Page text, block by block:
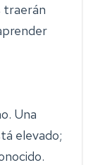
traerán
Una
elevado;